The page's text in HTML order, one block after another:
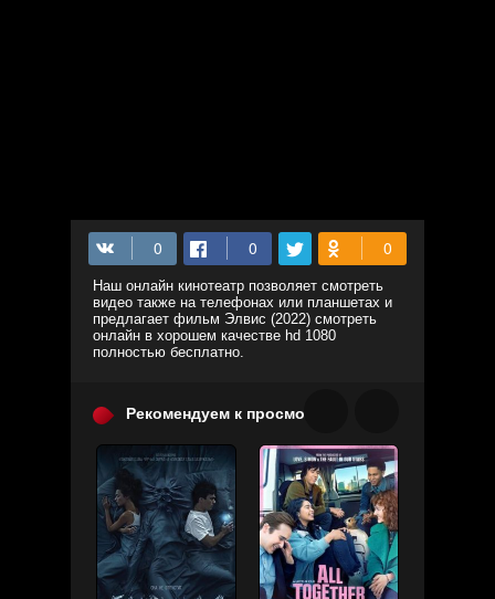
Наш онлайн кинотеатр позволяет смотреть
видео также на телефонах или планшетах и
предлагает фильм Элвис (2022) смотреть
онлайн в хорошем качестве hd 1080
полностью бесплатно.
Рекомендуем к просмотру: